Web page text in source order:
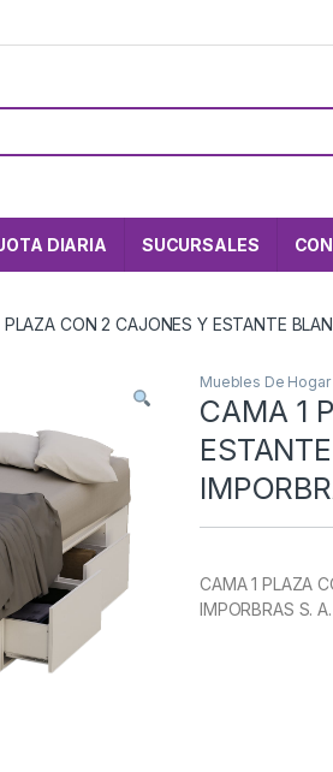
DIARIA SUCURSALES
PLAZA CON 2 CAJONES Y ESTANTE
Muebles De Hogar
CAMA 1
CAMA 1 PLAZA
IMPORBRAS S. A.